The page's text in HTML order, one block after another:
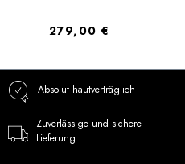
Regulärer Preis:
279,00 €
Absolut hautverträglich
Zuverlässige und sichere
Lieferung